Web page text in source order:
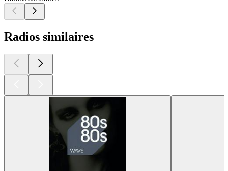
Radios similaires